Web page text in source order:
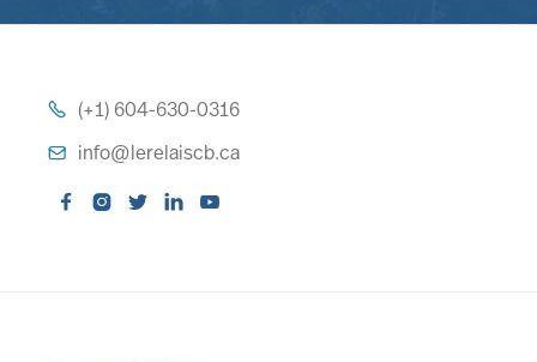
 (+1) 604-630-0316
 info@lerelaiscb.ca
    